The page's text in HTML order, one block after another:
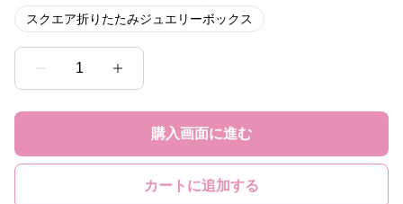
スクエア折りたたみジュエリーボックス
1
購入画面に進む
カートに追加する